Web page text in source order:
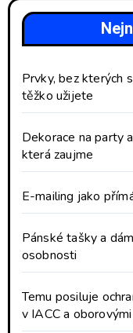
Prvky, bez kterých
těžko užijete
Dekorace na party
která zaujme
E-mailing jako
Pánské tašky a
osobnosti
Temu posiluje
v IACC a